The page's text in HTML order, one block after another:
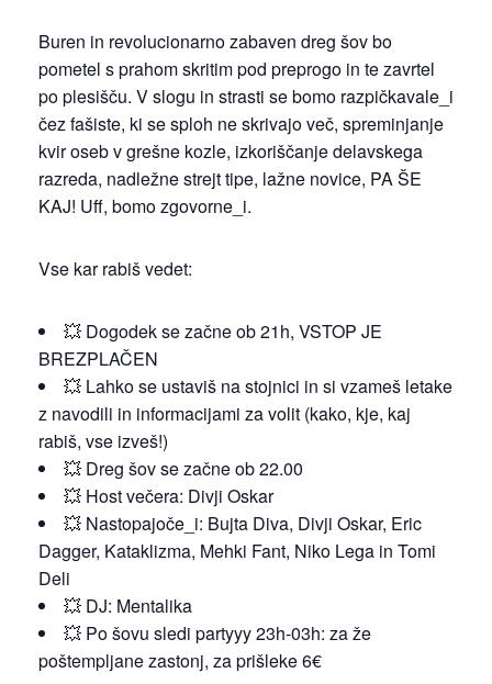
Buren in revolucionarno zabaven dreg šov bo
pometel s prahom skritim pod preprogo in te zavrtel
po plesišču. V slogu in strasti se bomo razpičkavale_i
čez fašiste, ki se sploh ne skrivajo več, spreminjanje
kvir oseb v grešne kozle, izkoriščanje delavskega
razreda, nadležne strejt tipe, lažne novice, PA ŠE
KAJ! Uff, bomo zgovorne_i.
Vse kar rabiš vedet:
💥 Dogodek se začne ob 21h, VSTOP JE
BREZPLAČEN
💥 Lahko se ustaviš na stojnici in si vzameš letake
z navodili in informacijami za volit (kako, kje, kaj
rabiš, vse izveš!)
💥 Dreg šov se začne ob 22.00
💥 Host večera: Divji Oskar
💥 Nastopajoče_i: Bujta Diva, Divji Oskar, Eric
Dagger, Kataklizma, Mehki Fant, Niko Lega in Tomi
Deli
💥 DJ: Mentalika
💥 Po šovu sledi partyyy 23h-03h: za že
poštempljane zastonj, za prišleke 6€